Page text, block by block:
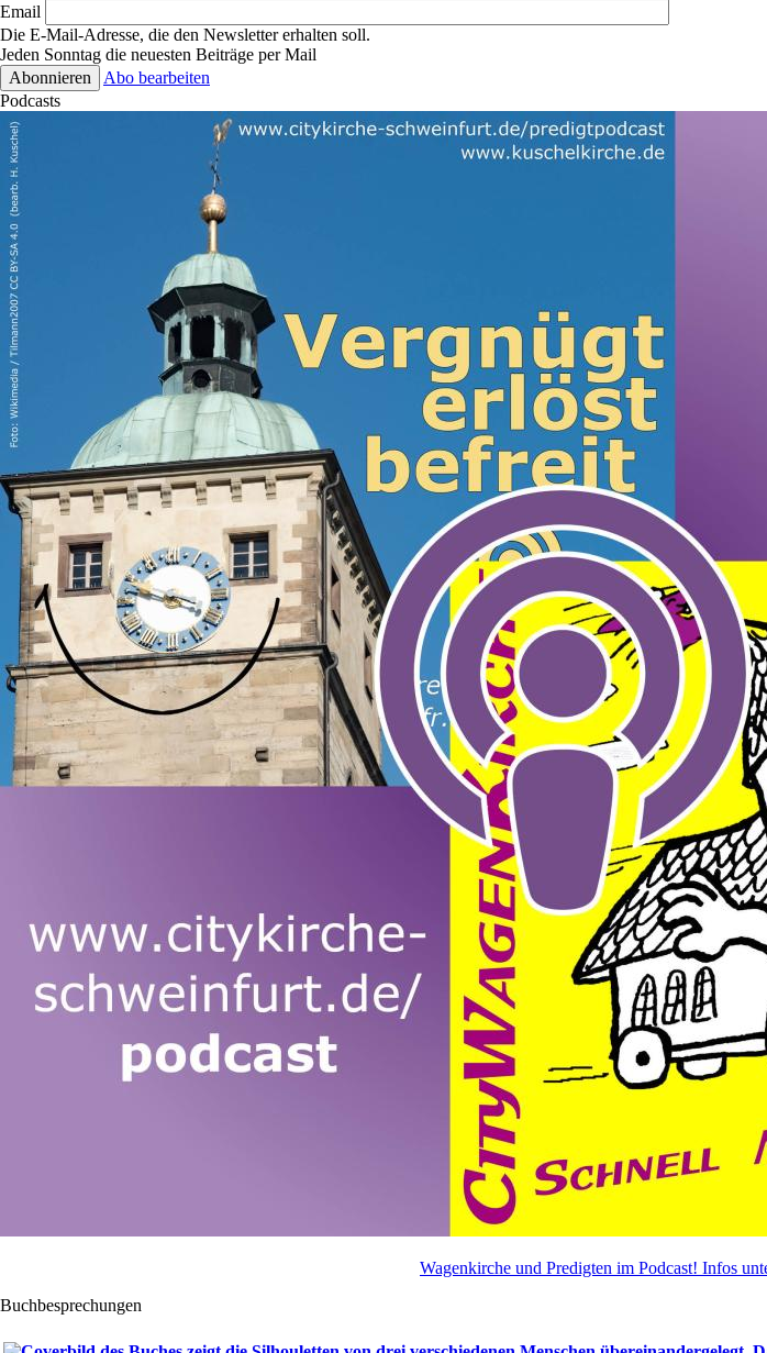
Email
Die E-Mail-Adresse, die den Newsletter erhalten soll.
Jeden Sonntag die neuesten Beiträge per Mail
Abo bearbeiten
Podcasts
Wagenkirche und Predigten im Podcast! Infos
Buchbesprechungen